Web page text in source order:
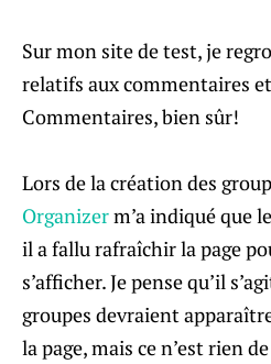
Sur mon site de test, je
relatifs aux commentaires
Commentaires, bien sûr!
Lors de la création des
Organizerm’a indiqué que
il a fallu rafraîchir la page
s’afficher. Je pense qu’il
groupes devraient
la page, mais ce n’est rien